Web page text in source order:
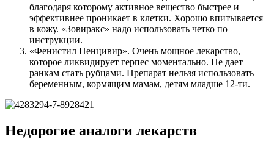
благодаря которому активное вещество быстрее и
эффективнее проникает в клетки. Хорошо впитывается
в кожу. «Зовиракс» надо использовать четко по
инструкции.
«Фенистил Пенцивир». Очень мощное лекарство,
которое ликвидирует герпес моментально. Не дает
ранкам стать рубцами. Препарат нельзя использовать
беременным, кормящим мамам, детям младше 12-ти.
Недорогие аналоги лекарств